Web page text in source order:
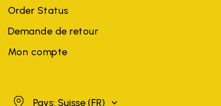
Order Status
Demande de retour
Mon compte
SuissePays: Suisse (FR)